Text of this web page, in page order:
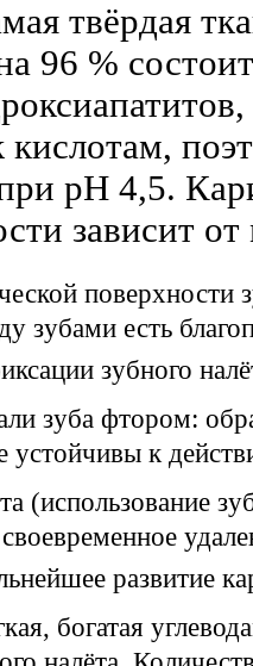
твёрдая
96 %
pH 4,5.
зависит
поверхности
зубами есть
зубного
зуба фтором:
устойчивы к
(использование
развитие
богатая